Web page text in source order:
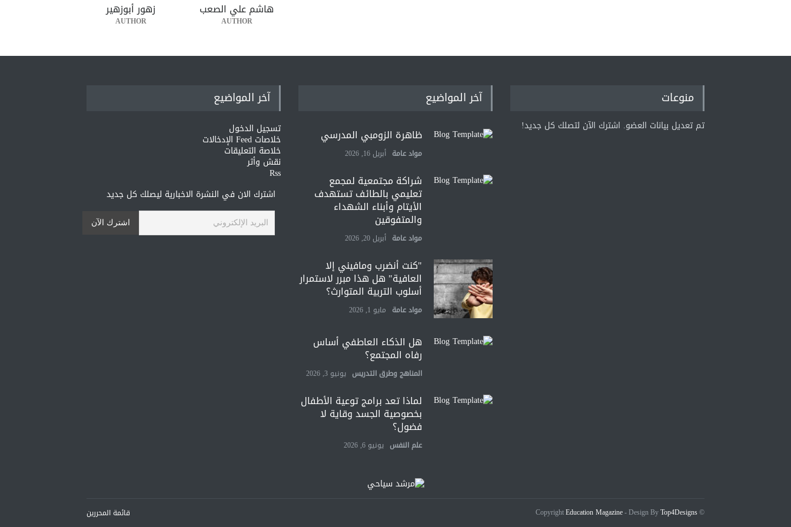
هاشم علي الصعب
AUTHOR
زهور أبوزهير
AUTHOR
منوعات
تم تعديل بيانات العضو. اشترك الآن لتصلك كل جديد!
آخر المواضيع
ظاهرة الزومبي المدرسي
مواد عامة أبريل 16, 2026
شراكة مجتمعية لمجمع
تعليمي بالطائف تستهدف
الأيتام وأبناء الشهداء
والمتفوقين
مواد عامة أبريل 20, 2026
"كنت أنضرب ومافيني إلا
العافية" هل هذا مبرر لاستمرار
أسلوب التربية المتوارث؟
مواد عامة مايو 1, 2026
هل الذكاء العاطفي أساس
رفاه المجتمع؟
المناهج وطرق التدريس يونيو 3, 2026
لماذا تعد برامج توعية الأطفال
بخصوصية الجسد وقاية لا
فضول؟
علم النفس يونيو 6, 2026
آخر المواضيع
تسجيل الدخول
خلاصات Feed الإدخالات
خلاصة التعليقات
نقش وأثر
Rss
اشترك الان في النشرة الاخبارية ليصلك كل جديد
© Copyright
Education Magazine - Design By Top4Designs قائمة المحررين